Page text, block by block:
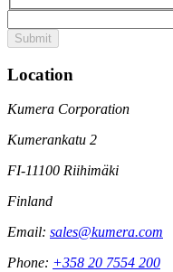
Location
Kumera Corporation
Kumerankatu 2
FI-11100 Riihimäki
Finland
Email: sales@kumera.com
Phone: +358 20 7554 200